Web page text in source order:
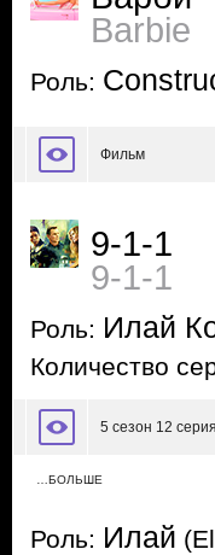
Barbie
Роль:
Фильм
9-1-1
9-1-1
Роль: Илай
Количество
5 сезон 12 серия
…БОЛЬШЕ
Роль: Илай